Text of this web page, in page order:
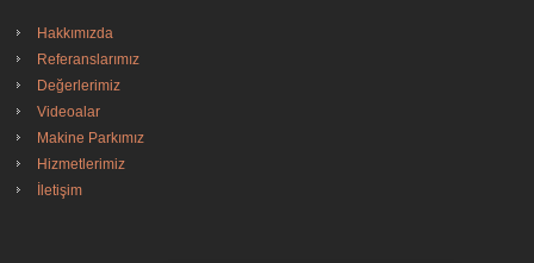
Hakkımızda
Referanslarımız
Değerlerimiz
Videoalar
Makine Parkımız
Hizmetlerimiz
İletişim